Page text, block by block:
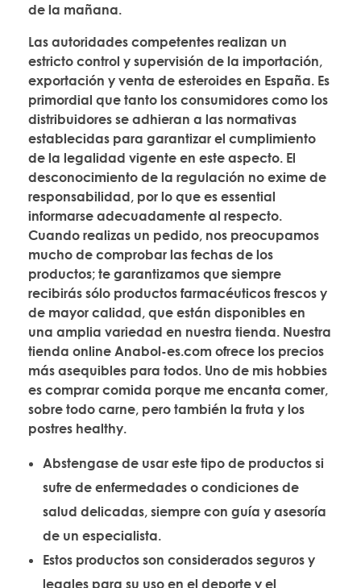
de la mañana.
Las autoridades competentes realizan un
estricto control y supervisión de la importación,
exportación y venta de esteroides en España. Es
primordial que tanto los consumidores como los
distribuidores se adhieran a las normativas
establecidas para garantizar el cumplimiento
de la legalidad vigente en este aspecto. El
desconocimiento de la regulación no exime de
responsabilidad, por lo que es essential
informarse adecuadamente al respecto.
Cuando realizas un pedido, nos preocupamos
mucho de comprobar las fechas de los
productos; te garantizamos que siempre
recibirás sólo productos farmacéuticos frescos y
de mayor calidad, que están disponibles en
una amplia variedad en nuestra tienda. Nuestra
tienda online Anabol-es.com ofrece los precios
más asequibles para todos. Uno de mis hobbies
es comprar comida porque me encanta comer,
sobre todo carne, pero también la fruta y los
postres healthy.
Abstengase de usar este tipo de productos si
sufre de enfermedades o condiciones de
salud delicadas, siempre con guía y asesoría
de un especialista.
Estos productos son considerados seguros y
legales para su uso en el deporte y el